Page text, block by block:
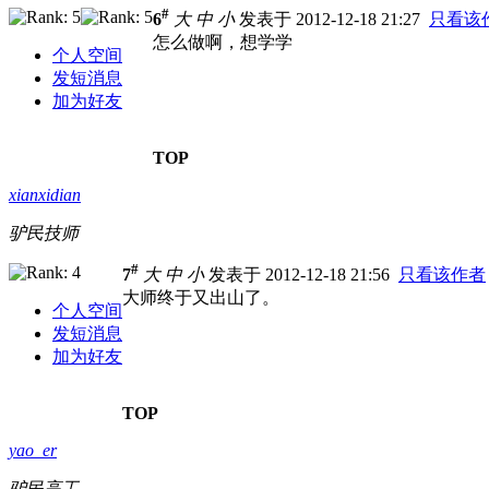
个人空间
发短消息
加为好友
6# 大 中 小发表于 2012-12-18 21:27 只看该
怎么做啊，想学学
TOP
xianxidian
驴民技师
个人空间
发短消息
加为好友
7# 大 中 小发表于 2012-12-18 21:56 只看该作者
大师终于又出山了。
TOP
yao_er